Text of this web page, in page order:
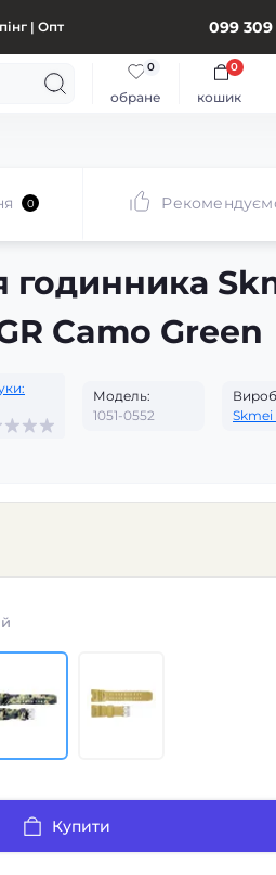
| Опт 099 309
обране
0
кошик
0
0
годинника
Camo Green
Модель:
1051-0552
Skmei
Купити